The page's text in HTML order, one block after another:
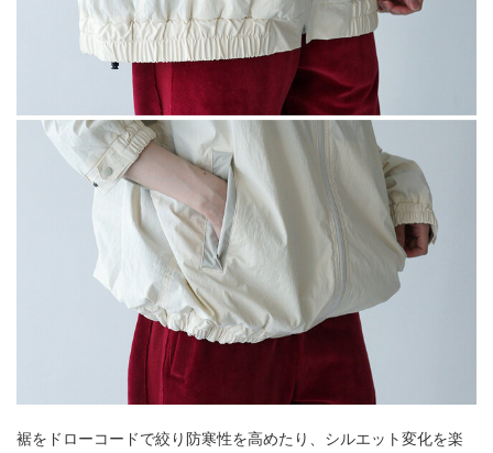
裾をドローコードで絞り防寒性を高めたり、シルエット変化を楽